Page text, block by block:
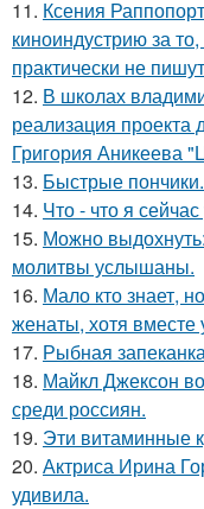
11. Ксения
киноиндустрию за
практически не
12. В школах
реализация проекта
Григория Аникеева
13. Быстрые
14. Что - что я
15. Можно
молитвы услышаны.
16. Мало кто знает,
женаты, хотя вместе
17. Рыбная
18. Майкл Джексон
среди россиян.
19. Эти витаминные
20. Актриса Ирина
удивила.